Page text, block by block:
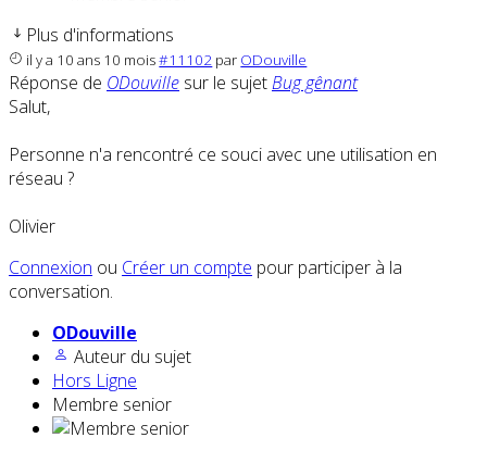
Plus d'informations
il y a 10 ans 10 mois#11102 par ODouville
Réponse de ODouville sur le sujetBug gênant
Salut,
Personne n'a rencontré ce souci avec une utilisation en
réseau ?
Olivier
Connexion ou Créer un compte pour participer à la
conversation.
ODouville
Auteur du sujet
Hors Ligne
Membre senior